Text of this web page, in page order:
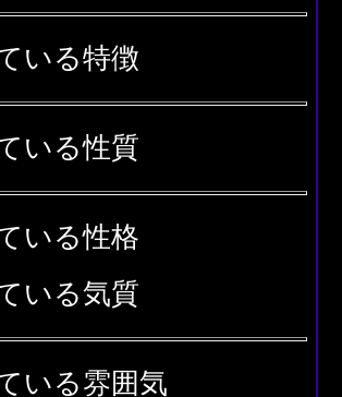
いる特徴
いる性質
いる性格
いる気質
いる雰囲気